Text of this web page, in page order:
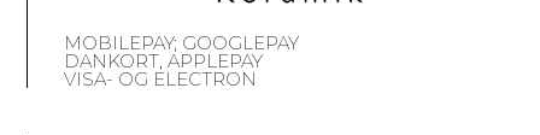
MOBILEPAY; GOOGLEPAY
DANKORT, APPLEPAY
VISA- OG ELECTRON